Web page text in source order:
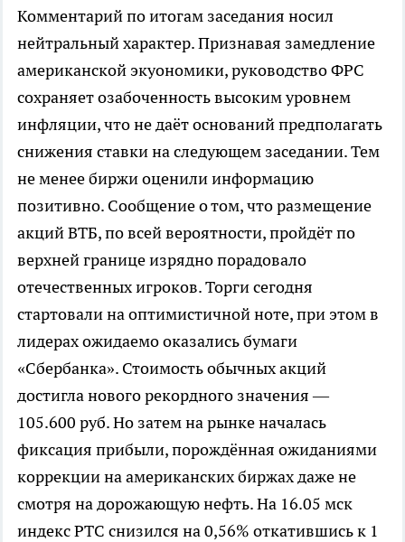
Комментарий по итогам заседания носил
нейтральный характер. Признавая замедление
американской экуономики, руководство ФРС
сохраняет озабоченность высоким уровнем
инфляции, что не даёт оснований предполагать
снижения ставки на следующем заседании. Тем
не менее биржи оценили информацию
позитивно. Сообщение о том, что размещение
акций ВТБ, по всей вероятности, пройдёт по
верхней границе изрядно порадовало
отечественных игроков. Торги сегодня
стартовали на оптимистичной ноте, при этом в
лидерах ожидаемо оказались бумаги
«Сбербанка». Стоимость обычных акций
достигла нового рекордного значения —
105.600 руб. Но затем на рынке началась
фиксация прибыли, порождённая ожиданиями
коррекции на американских биржах даже не
смотря на дорожающую нефть. На 16.05 мск
индекс РТС снизился на 0,56% откатившись к 1